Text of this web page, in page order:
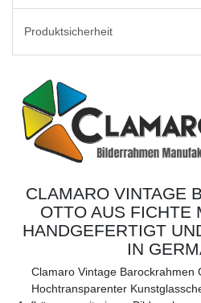
Produktsicherheit
CLAMARO VINTAGE
OTTO AUS FICHTE
HANDGEFERTIGT
IN
Clamaro Vintage Barockrahmen
Hochtransparenter